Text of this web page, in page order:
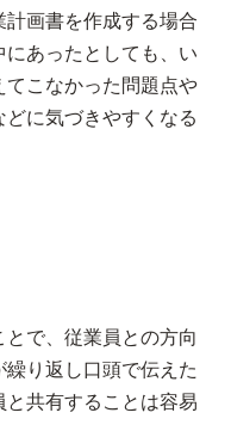
画書を作成する場合
あったとしても、い
てこなかった問題点や
に気づきやすくなる
で、従業員との方向
り返し口頭で伝えた
共有することは容易